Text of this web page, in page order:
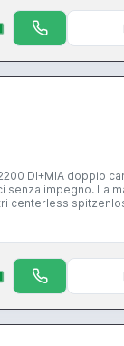
impegno. La
centerless